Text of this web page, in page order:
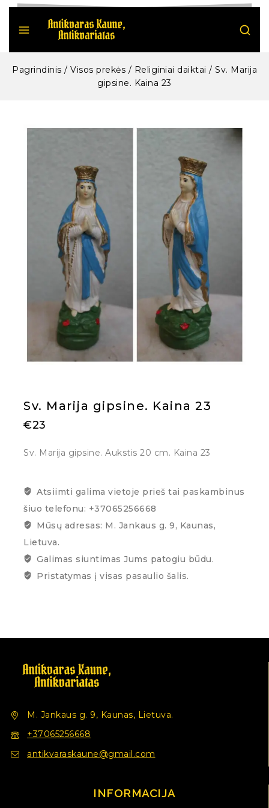
Pagrindinis / Visos prekės / Religiniai daiktai / Sv. Marija
gipsine. Kaina 23
Sv. Marija gipsine. Kaina 23
€23
Sv. Marija gipsine. Aukstis 20 cm. Kaina 23
Atsiimti galima vietoje prieš tai paskambinus
šiuo telefonu: +37065256668
Mūsų adresas: M. Jankaus g. 9, Kaunas,
Lietuva.
Galimas siuntimas Jums patogiu būdu.
Pristatymas į visas pasaulio šalis.
M. Jankaus g. 9, Kaunas, Lietuva.
+37065256668
antikvaraskaune@gmail.com
INFORMACIJA